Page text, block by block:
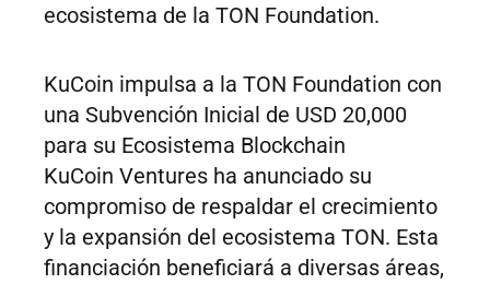
ecosistema de la TON Foundation.
KuCoin impulsa a la TON Foundation con
una Subvención Inicial de USD 20,000
para su Ecosistema Blockchain
KuCoin Ventures ha anunciado su
compromiso de respaldar el crecimiento
y la expansión del ecosistema TON. Esta
financiación beneficiará a diversas áreas,